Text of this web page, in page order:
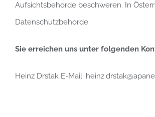
Aufsichtsbehörde beschweren. In
Datenschutzbehörde.
Sie erreichen uns unter folgenden
Heinz Drstak E-Mail: